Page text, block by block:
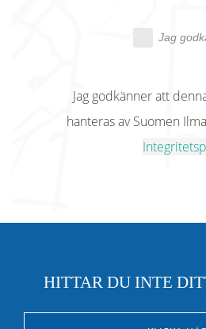
Jag
Jag godkänner att
hanteras av Suomen
HITTAR DU INTE